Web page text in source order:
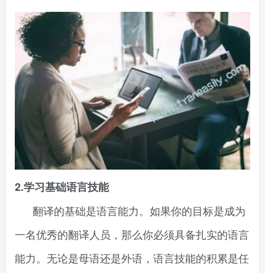
2.学习基础语言技能
翻译的基础是语言能力。如果你的目标是成为
一名优秀的翻译人员，那么你必须具备扎实的语言
能力。无论是母语还是外语，语言技能的积累是任